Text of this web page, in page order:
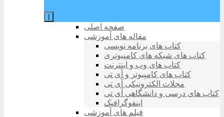
صفحه اصلی
مقاله های آموزشی
کتاب های برنامه نویسی
کتاب های شبکه های کامپیوتری
کتاب های وب و اینترنت
کتاب های کامپیوتر و آی تی
مجلات الکترونیکی آی تی
کتاب های درسی و دانشگاهی آی تی
اینفوگرافیک
فیلم های آموزشی